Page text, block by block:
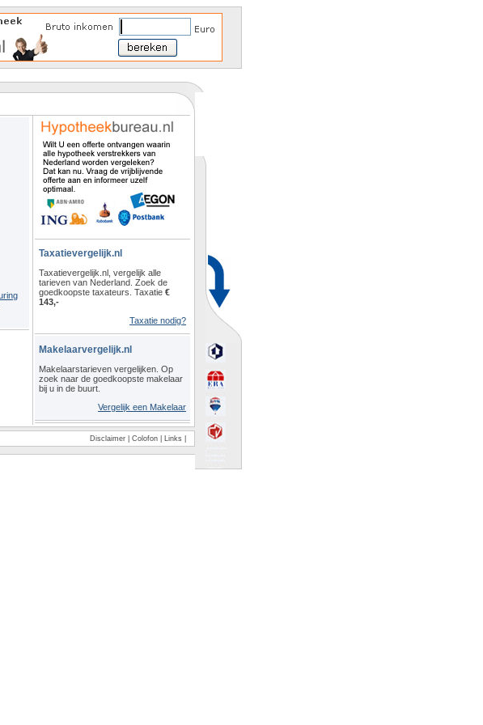
Taxatievergelijk.nl
Taxatievergelijk.nl, vergelijk alle
tarieven van Nederland. Zoek de
goedkoopste taxateurs. Taxatie €
143,-
Taxatie nodig?
Makelaarvergelijk.nl
Makelaarstarieven vergelijken. Op
zoek naar de goedkoopste makelaar
bij u in de buurt.
Vergelijk een Makelaar
Disclaimer Colofon Links